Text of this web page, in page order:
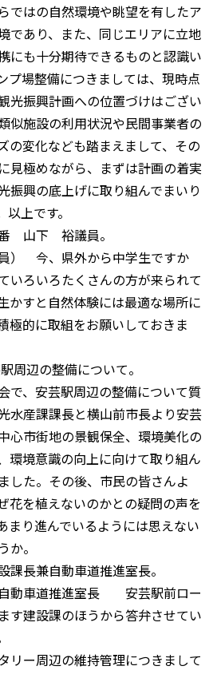
ではの自然環境や眺望を有したア
であり、また、同じエリアに立地
にも十分期待できるものと認識い
プ場整備につきましては、現時点
光振興計画への位置づけはござい
似施設の利用状況や民間事業者の
の変化なども踏まえまして、その
見極めながら、まずは計画の着実
振興の底上げに取り組んでまいり
上です。
山下 裕議員。
今、県外から中学生ですか
いろいろたくさんの方が来られて
かすと自然体験には最適な場所に
極的に取組をお願いしておきま
周辺の整備について。
で、安芸駅周辺の整備について質
水産課課長と横山前市長より安芸
心市街地の景観保全、環境美化の
環境意識の向上に向けて取り組ん
した。その後、市民の皆さんよ
花を植えないのかとの疑問の声を
まり進んでいるようには思えない
か。
兼自動車道推進室長。
動車道推進室長 安芸駅前ロー
す建設課のほうから答弁させてい
リー周辺の維持管理につきまして